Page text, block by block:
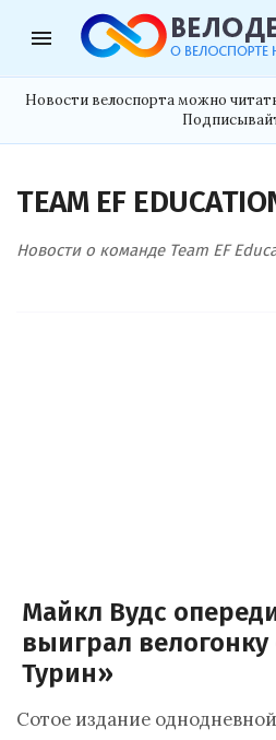
menu
Новости велоспорта можно
TEAM EF
Новости о команде Team EF
Майкл Вудс
выиграл
Турин»
Сотое издание